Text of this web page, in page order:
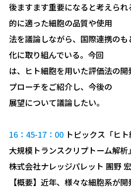
後ますます重要になると考えら
的に適った細胞の品質や使用
法を議論しながら、国際連携の
化に取り組んでいる。今回
は、ヒト細胞を用いた評価法の
プローチをご紹介し、今後の
展望について議論したい。
16：45-17：00トピックス「ヒ
大規模トランスクリプトーム解析」
株式会社ナレッジパレット 團野
【概要】近年、様々な細胞系が